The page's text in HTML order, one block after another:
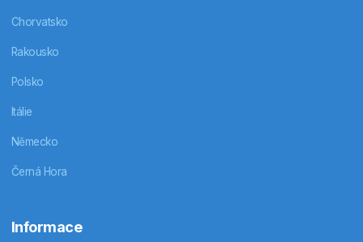
Chorvatsko
Rakousko
Polsko
Itálie
Německo
Černá Hora
Informace